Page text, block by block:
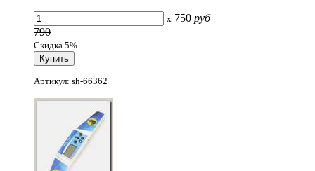
x 750 руб
790
Скидка 5%
Артикул: sh-66362